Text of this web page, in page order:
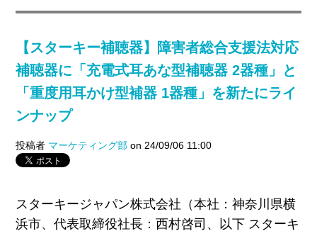
【スターキー補聴器】障害者総合支援法対応
補聴器に「充電式耳あな型補聴器 2器種」と
「重度用耳かけ型補器 1器種」を新たにライ
ンナップ
投稿者 マーケティング部on 24/09/06 11:00
スターキージャパン株式会社（本社：神奈川県横
浜市、代表取締役社長：西村啓司、以下 スターキ